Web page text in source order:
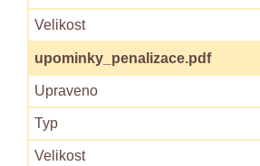
upominky_penalizace.pdf